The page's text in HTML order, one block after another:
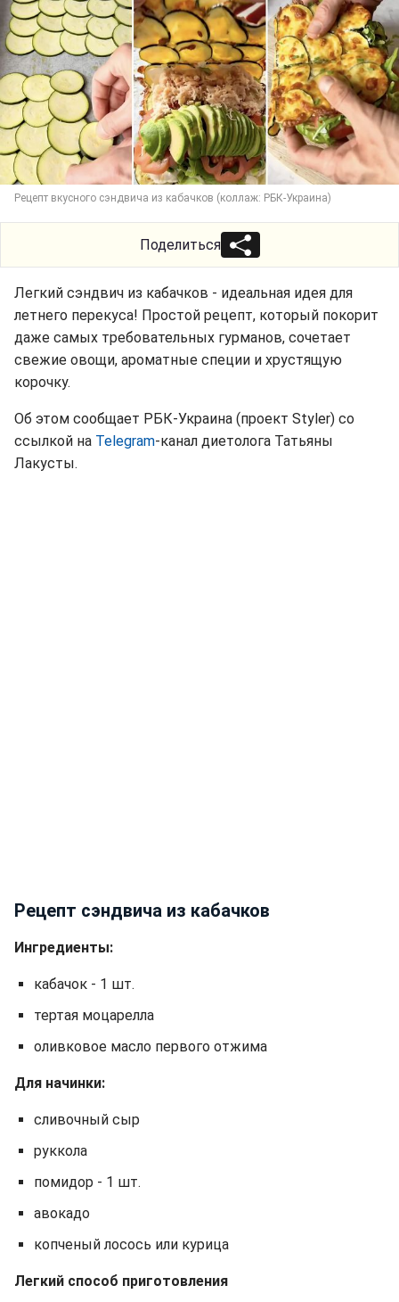
Рецепт вкусного сэндвича из кабачков (коллаж: РБК-Украина)
Поделиться
Легкий сэндвич из кабачков - идеальная идея для
летнего перекуса! Простой рецепт, который покорит
даже самых требовательных гурманов, сочетает
свежие овощи, ароматные специи и хрустящую
корочку.
Об этом сообщает РБК-Украина (проект Styler) со
ссылкой на Telegram-канал диетолога Татьяны
Лакусты.
Рецепт сэндвича из кабачков
Ингредиенты:
кабачок - 1 шт.
тертая моцарелла
оливковое масло первого отжима
Для начинки:
сливочный сыр
руккола
помидор - 1 шт.
авокадо
копченый лосось или курица
Легкий способ приготовления